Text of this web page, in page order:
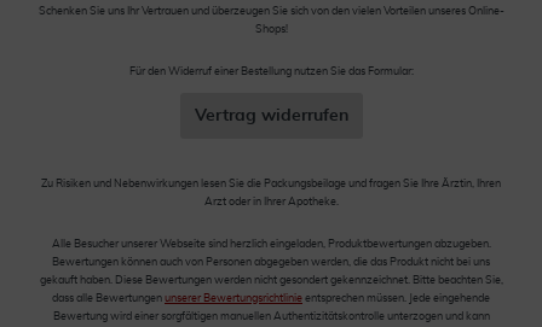
Schenken Sie uns Ihr Vertrauen und überzeugen Sie sich von den vielen Vorteilen unseres Online-
Shops!
Für den Widerruf einer Bestellung nutzen Sie das Formular:
Vertrag widerrufen
Zu Risiken und Nebenwirkungen lesen Sie die Packungsbeilage und fragen Sie Ihre Ärztin, Ihren
Arzt oder in Ihrer Apotheke.
Alle Besucher unserer Webseite sind herzlich eingeladen, Produktbewertungen abzugeben.
Bewertungen können auch von Personen abgegeben werden, die das Produkt nicht bei uns
gekauft haben. Diese Bewertungen werden nicht gesondert gekennzeichnet. Bitte beachten Sie,
dass alle Bewertungen unserer Bewertungsrichtlinie entsprechen müssen. Jede eingehende
Bewertung wird einer sorgfältigen manuellen Authentizitätskontrolle unterzogen und kann